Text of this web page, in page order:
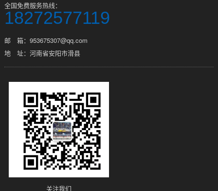
全国免费服务热线：
18272577119
邮 箱：953675307@qq.com
地 址：河南省安阳市滑县
关注我们